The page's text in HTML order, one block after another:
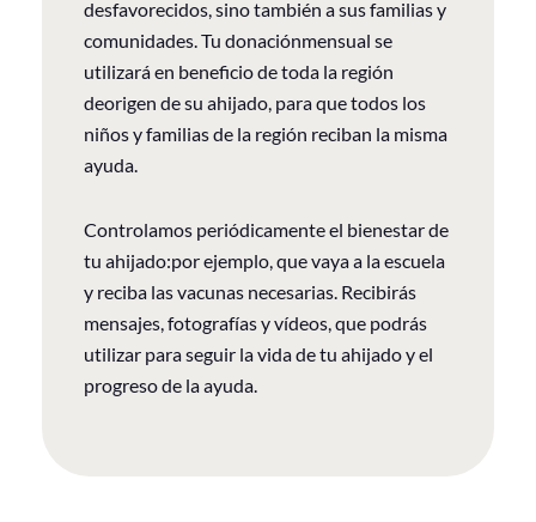
desfavorecidos, sino también a sus familias y
comunidades. Tu donaciónmensual se
utilizará en beneficio de toda la región
deorigen de su ahijado, para que todos los
niños y familias de la región reciban la misma
ayuda.
Controlamos periódicamente el bienestar de
tu ahijado:por ejemplo, que vaya a la escuela
y reciba las vacunas necesarias. Recibirás
mensajes, fotografías y vídeos, que podrás
utilizar para seguir la vida de tu ahijado y el
progreso de la ayuda.